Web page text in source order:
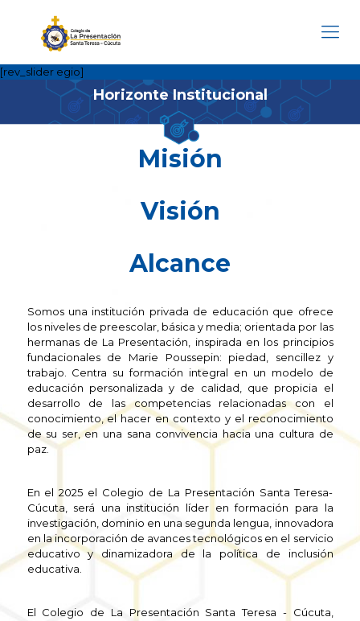
[rev_slider egio]
Horizonte Institucional
Misión
Visión
Alcance
Somos una institución privada de educación que ofrece
los niveles de preescolar, básica y media; orientada por las
hermanas de La Presentación, inspirada en los principios
fundacionales de Marie Poussepin: piedad, sencillez y
trabajo. Centra su formación integral en un modelo de
educación personalizada y de calidad, que propicia el
desarrollo de las competencias relacionadas con el
conocimiento, el hacer en contexto y el reconocimiento
de su ser, en una sana convivencia hacia una cultura de
paz.
En el 2025 el Colegio de La Presentación Santa Teresa-
Cúcuta, será una institución líder en formación para la
investigación, dominio en una segunda lengua, innovadora
en la incorporación de avances tecnológicos en el servicio
educativo y dinamizadora de la política de inclusión
educativa.
El Colegio de La Presentación Santa Teresa - Cúcuta,